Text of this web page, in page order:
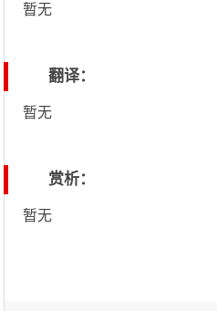
暂无
翻译：
暂无
赏析：
暂无